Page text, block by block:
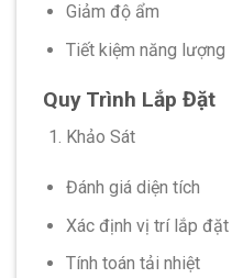
Giảm độ ẩm
Tiết kiệm năng lượng
Quy Trình Lắp Đặt
Khảo Sát
Đánh giá diện tích
Xác định vị trí lắp đặt
Tính toán tải nhiệt